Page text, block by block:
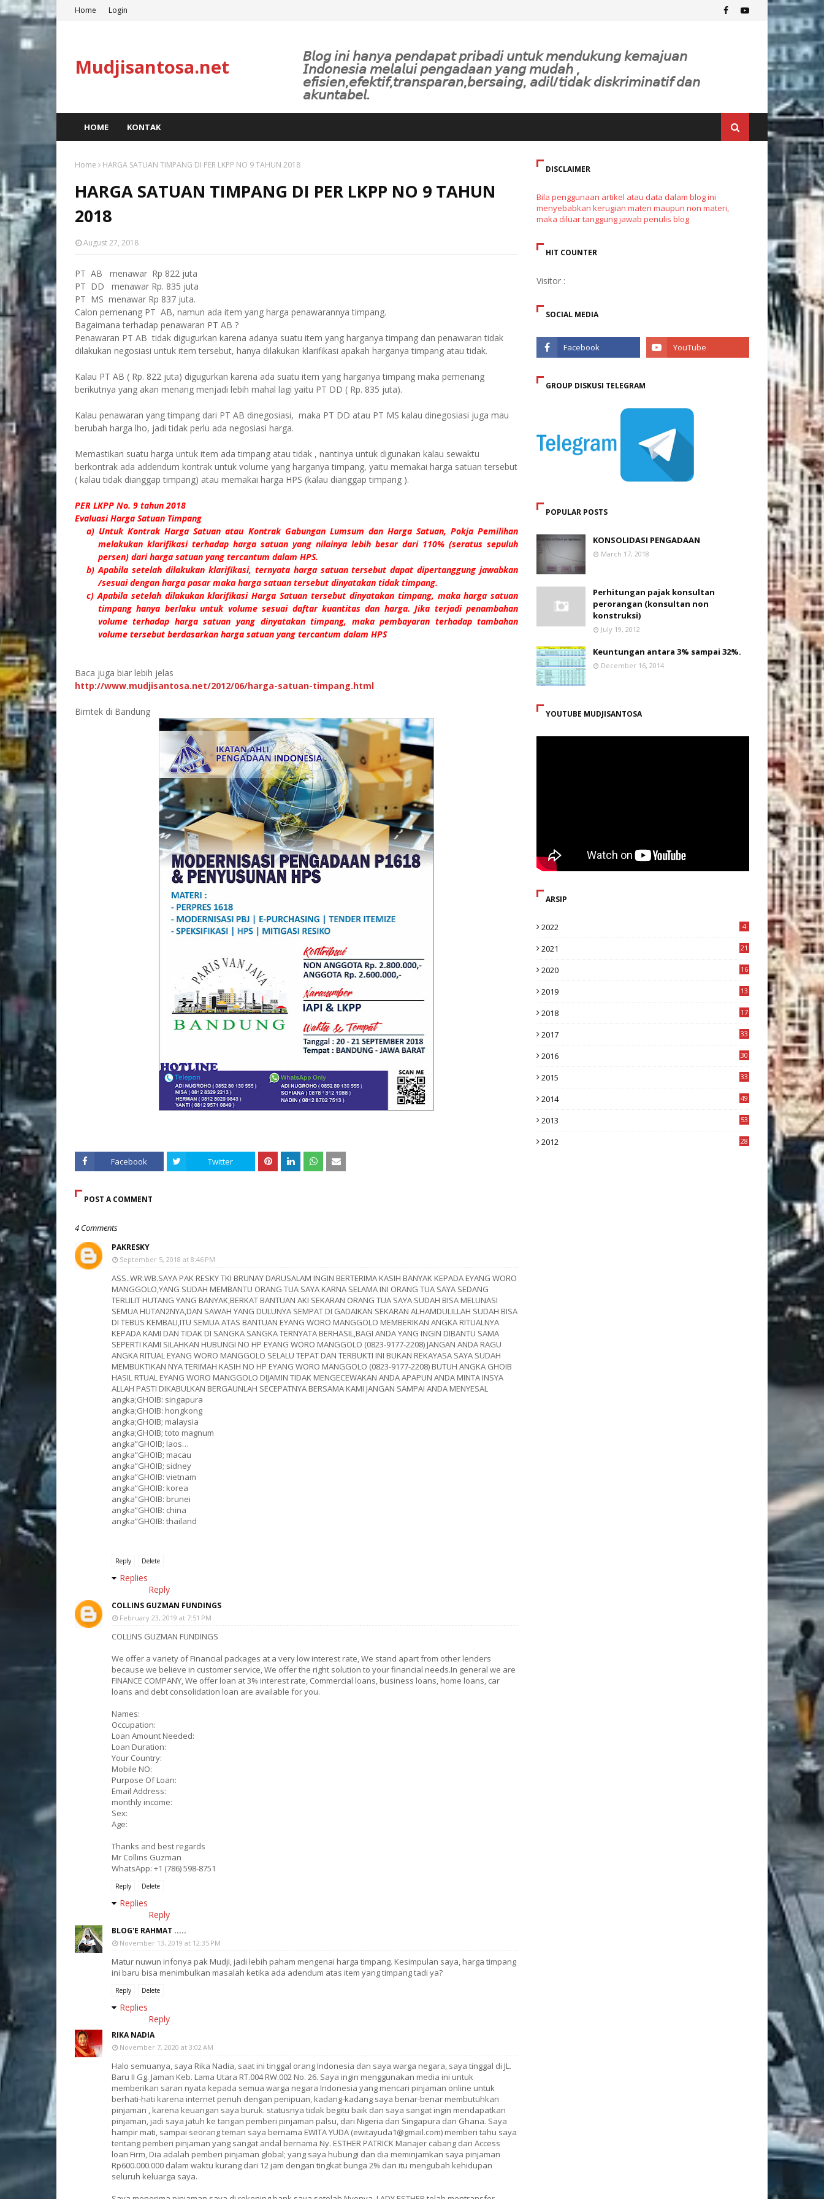
Home Login
Mudjisantosa.net 𝘉𝘭𝘰𝘨 𝘪𝘯𝘪 𝘩𝘢𝘯𝘺𝘢 𝘱𝘦𝘯𝘥𝘢𝘱𝘢𝘵 𝘱𝘳𝘪𝘣𝘢𝘥𝘪 𝘶𝘯𝘵𝘶𝘬 𝘮𝘦𝘯𝘥𝘶𝘬𝘶𝘯𝘨 𝘬𝘦𝘮𝘢𝘫𝘶𝘢𝘯
𝘐𝘯𝘥𝘰𝘯𝘦𝘴𝘪𝘢 𝘮𝘦𝘭𝘢𝘭𝘶𝘪 𝘱𝘦𝘯𝘨𝘢𝘥𝘢𝘢𝘯 𝘺𝘢𝘯𝘨 𝘮𝘶𝘥𝘢𝘩 ,
𝘦𝘧𝘪𝘴𝘪𝘦𝘯,𝘦𝘧𝘦𝘬𝘵𝘪𝘧,𝘵𝘳𝘢𝘯𝘴𝘱𝘢𝘳𝘢𝘯,𝘣𝘦𝘳𝘴𝘢𝘪𝘯𝘨, 𝘢𝘥𝘪𝘭/𝘵𝘪𝘥𝘢𝘬 𝘥𝘪𝘴𝘬𝘳𝘪𝘮𝘪𝘯𝘢𝘵𝘪𝘧 𝘥𝘢𝘯
𝘢𝘬𝘶𝘯𝘵𝘢𝘣𝘦𝘭.
HOME KONTAK
Home HARGA SATUAN TIMPANG DI PER LKPP NO 9 TAHUN 2018
HARGA SATUAN TIMPANG DI PER LKPP NO 9 TAHUN
2018
August 27, 2018
PT AB menawar Rp 822 juta
PT DD menawar Rp. 835 juta
PT MS menawar Rp 837 juta.
Calon pemenang PT AB, namun ada item yang harga penawarannya timpang.
Bagaimana terhadap penawaran PT AB ?
Penawaran PT AB tidak digugurkan karena adanya suatu item yang harganya timpang dan penawaran tidak
dilakukan negosiasi untuk item tersebut, hanya dilakukan klarifikasi apakah harganya timpang atau tidak.
Kalau PT AB ( Rp. 822 juta) digugurkan karena ada suatu item yang harganya timpang maka pemenang
berikutnya yang akan menang menjadi lebih mahal lagi yaitu PT DD ( Rp. 835 juta).
Kalau penawaran yang timpang dari PT AB dinegosiasi, maka PT DD atau PT MS kalau dinegosiasi juga mau
berubah harga lho, jadi tidak perlu ada negosiasi harga.
Memastikan suatu harga untuk item ada timpang atau tidak , nantinya untuk digunakan kalau sewaktu
berkontrak ada addendum kontrak untuk volume yang harganya timpang, yaitu memakai harga satuan tersebut
( kalau tidak dianggap timpang) atau memakai harga HPS (kalau dianggap timpang ).
PER LKPP No. 9 tahun 2018
Evaluasi Harga Satuan Timpang
a) Untuk Kontrak Harga Satuan atau Kontrak Gabungan Lumsum dan Harga Satuan, Pokja Pemilihan
melakukan klarifikasi terhadap harga satuan yang nilainya lebih besar dari 110% (seratus sepuluh
persen) dari harga satuan yang tercantum dalam HPS.
b) Apabila setelah dilakukan klarifikasi, ternyata harga satuan tersebut dapat dipertanggung jawabkan
/sesuai dengan harga pasar maka harga satuan tersebut dinyatakan tidak timpang.
c) Apabila setelah dilakukan klarifikasi Harga Satuan tersebut dinyatakan timpang, maka harga satuan
timpang hanya berlaku untuk volume sesuai daftar kuantitas dan harga. Jika terjadi penambahan
volume terhadap harga satuan yang dinyatakan timpang, maka pembayaran terhadap tambahan
volume tersebut berdasarkan harga satuan yang tercantum dalam HPS
Baca juga biar lebih jelas
http://www.mudjisantosa.net/2012/06/harga-satuan-timpang.html
Bimtek di Bandung
Facebook Twitter
POST A COMMENT
4 Comments
PAKRESKY
September 5, 2018 at 8:46 PM
ASS..WR.WB.SAYA PAK RESKY TKI BRUNAY DARUSALAM INGIN BERTERIMA KASIH BANYAK KEPADA EYANG WORO
MANGGOLO,YANG SUDAH MEMBANTU ORANG TUA SAYA KARNA SELAMA INI ORANG TUA SAYA SEDANG
TERLILIT HUTANG YANG BANYAK,BERKAT BANTUAN AKI SEKARAN ORANG TUA SAYA SUDAH BISA MELUNASI
SEMUA HUTAN2NYA,DAN SAWAH YANG DULUNYA SEMPAT DI GADAIKAN SEKARAN ALHAMDULILLAH SUDAH BISA
DI TEBUS KEMBALI,ITU SEMUA ATAS BANTUAN EYANG WORO MANGGOLO MEMBERIKAN ANGKA RITUALNYA
KEPADA KAMI DAN TIDAK DI SANGKA SANGKA TERNYATA BERHASIL,BAGI ANDA YANG INGIN DIBANTU SAMA
SEPERTI KAMI SILAHKAN HUBUNGI NO HP EYANG WORO MANGGOLO (0823-9177-2208) JANGAN ANDA RAGU
ANGKA RITUAL EYANG WORO MANGGOLO SELALU TEPAT DAN TERBUKTI INI BUKAN REKAYASA SAYA SUDAH
MEMBUKTIKAN NYA TERIMAH KASIH NO HP EYANG WORO MANGGOLO (0823-9177-2208) BUTUH ANGKA GHOIB
HASIL RTUAL EYANG WORO MANGGOLO DIJAMIN TIDAK MENGECEWAKAN ANDA APAPUN ANDA MINTA INSYA
ALLAH PASTI DIKABULKAN BERGAUNLAH SECEPATNYA BERSAMA KAMI JANGAN SAMPAI ANDA MENYESAL
angka;GHOIB: singapura
angka;GHOIB: hongkong
angka;GHOIB; malaysia
angka;GHOIB; toto magnum
angka”GHOIB; laos…
angka”GHOIB; macau
angka”GHOIB; sidney
angka”GHOIB: vietnam
angka”GHOIB: korea
angka”GHOIB: brunei
angka”GHOIB: china
angka”GHOIB: thailand
Reply Delete
Replies
Reply
COLLINS GUZMAN FUNDINGS
February 23, 2019 at 7:51 PM
COLLINS GUZMAN FUNDINGS
We offer a variety of Financial packages at a very low interest rate, We stand apart from other lenders
because we believe in customer service, We offer the right solution to your financial needs.In general we are
FINANCE COMPANY, We offer loan at 3% interest rate, Commercial loans, business loans, home loans, car
loans and debt consolidation loan are available for you.
Names:
Occupation:
Loan Amount Needed:
Loan Duration:
Your Country:
Mobile NO:
Purpose Of Loan:
Email Address:
monthly income:
Sex:
Age:
Thanks and best regards
Mr Collins Guzman
WhatsApp: +1 (786) 598-8751
Reply Delete
Replies
Reply
BLOG'E RAHMAT .....
November 13, 2019 at 12:35 PM
Matur nuwun infonya pak Mudji, jadi lebih paham mengenai harga timpang. Kesimpulan saya, harga timpang
ini baru bisa menimbulkan masalah ketika ada adendum atas item yang timpang tadi ya?
Reply Delete
Replies
Reply
RIKA NADIA
November 7, 2020 at 3:02 AM
Halo semuanya, saya Rika Nadia, saat ini tinggal orang Indonesia dan saya warga negara, saya tinggal di JL.
Baru II Gg. Jaman Keb. Lama Utara RT.004 RW.002 No. 26. Saya ingin menggunakan media ini untuk
memberikan saran nyata kepada semua warga negara Indonesia yang mencari pinjaman online untuk
berhati-hati karena internet penuh dengan penipuan, kadang-kadang saya benar-benar membutuhkan
pinjaman , karena keuangan saya buruk. statusnya tidak begitu baik dan saya sangat ingin mendapatkan
pinjaman, jadi saya jatuh ke tangan pemberi pinjaman palsu, dari Nigeria dan Singapura dan Ghana. Saya
hampir mati, sampai seorang teman saya bernama EWITA YUDA (ewitayuda1@gmail.com) memberi tahu saya
tentang pemberi pinjaman yang sangat andal bernama Ny. ESTHER PATRICK Manajer cabang dari Access
loan Firm, Dia adalah pemberi pinjaman global; yang saya hubungi dan dia meminjamkan saya pinjaman
Rp600.000.000 dalam waktu kurang dari 12 jam dengan tingkat bunga 2% dan itu mengubah kehidupan
seluruh keluarga saya.
DISCLAIMER
Bila penggunaan artikel atau data dalam blog ini
menyebabkan kerugian materi maupun non materi,
maka diluar tanggung jawab penulis blog
HIT COUNTER
Visitor :
SOCIAL MEDIA
GROUP DISKUSI TELEGRAM
POPULAR POSTS
KONSOLIDASI PENGADAAN
March 17, 2018
Perhitungan pajak konsultan
perorangan (konsultan non
konstruksi)
July 19, 2012
Keuntungan antara 3% sampai 32%.
December 16, 2014
YOUTUBE MUDJISANTOSA
ARSIP
2022 4
2021 21
2020
16
2019
13
2018
17
2017
33
2016
30
2015
33
2014
49
2013
53
2012
28